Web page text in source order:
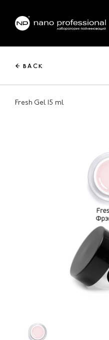
← BACK
Fresh Gel 15 ml